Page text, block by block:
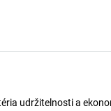
udržitelnosti a